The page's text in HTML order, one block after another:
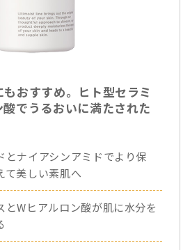
おすすめ。ヒト型セラミ
でうるおいに満たされた
とナイアシンアミドでより保
て美しい素肌へ
とWヒアルロン酸が肌に水分を